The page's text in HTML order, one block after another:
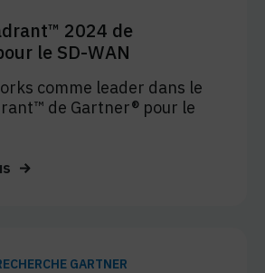
2024 de
le SD-WAN
comme leader dans le
de Gartner® pour le
GARTNER